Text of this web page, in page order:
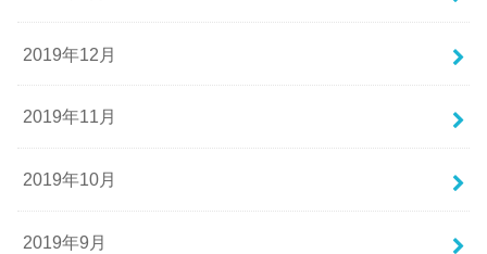
2019年12月
2019年11月
2019年10月
2019年9月